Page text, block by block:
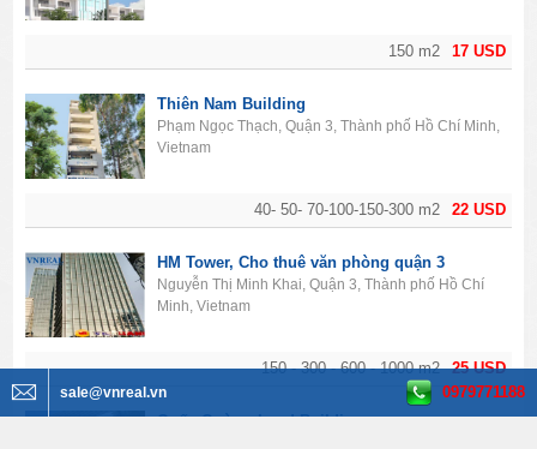
17 USD
150 m2
22 USD
40- 50- 70-100-150-300 m2
Thiên Nam Building
Phạm Ngọc Thạch, Quận 3, Thành phố Hồ Chí Minh,
Vietnam
25 USD
150 - 300 - 600 - 1000 m2
HM Tower, Cho thuê văn phòng quận 3
Nguyễn Thị Minh Khai, Quận 3, Thành phố Hồ Chí
Minh, Vietnam
Quốc Cường Land Building
sale@vnreal.vn 0979771188